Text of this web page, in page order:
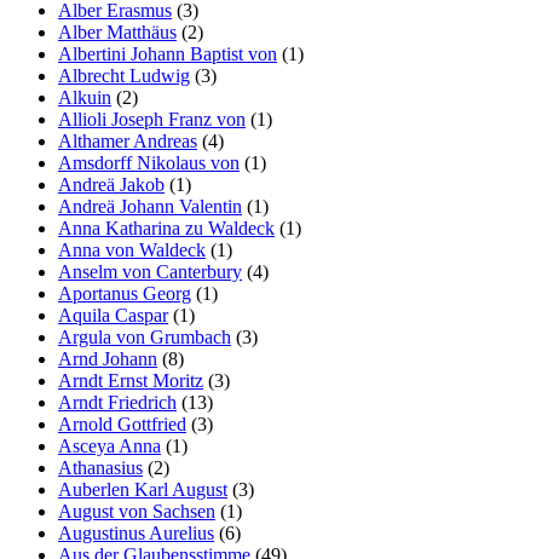
Alber Erasmus (3)
Alber Matthäus (2)
Albertini Johann Baptist von (1)
Albrecht Ludwig (3)
Alkuin (2)
Allioli Joseph Franz von (1)
Althamer Andreas (4)
Amsdorff Nikolaus von (1)
Andreä Jakob (1)
Andreä Johann Valentin (1)
Anna Katharina zu Waldeck (1)
Anna von Waldeck (1)
Anselm von Canterbury (4)
Aportanus Georg (1)
Aquila Caspar(1)
Argula von Grumbach (3)
Arnd Johann (8)
Arndt Ernst Moritz (3)
Arndt Friedrich (13)
Arnold Gottfried (3)
Asceya Anna (1)
Athanasius (2)
Auberlen Karl August (3)
August von Sachsen (1)
Augustinus Aurelius (6)
Aus der Glaubensstimme (49)